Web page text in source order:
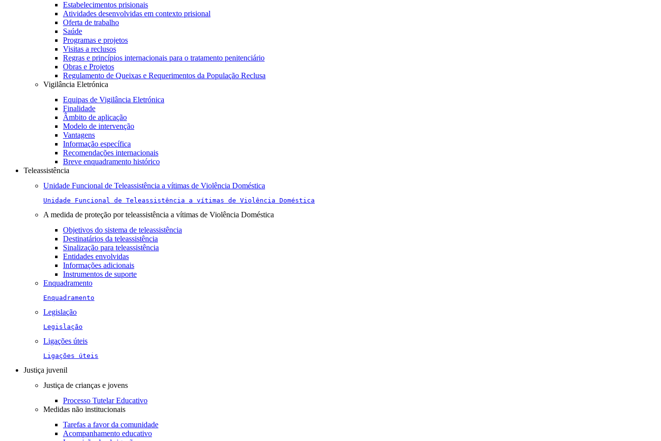
Estabelecimentos prisionais
Atividades desenvolvidas em contexto prisional
Oferta de trabalho
Saúde
Programas e projetos
Visitas a reclusos
Regras e princípios internacionais para o tratamento penitenciário
Obras e Projetos
Regulamento de Queixas e Requerimentos da População Reclusa
Vigilância Eletrónica
Equipas de Vigilância Eletrónica
Finalidade
Âmbito de aplicação
Modelo de intervenção
Vantagens
Informação específica
Recomendações internacionais
Breve enquadramento histórico
Teleassistência
Unidade Funcional de Teleassistência a vítimas de Violência Doméstica
Unidade Funcional de Teleassistência a vítimas de Violência Doméstica
A medida de proteção por teleassistência a vítimas de Violência Doméstica
Objetivos do sistema de teleassistência
Destinatários da teleassistência
Sinalização para teleassistência
Entidades envolvidas
Informações adicionais
Instrumentos de suporte
Enquadramento
Enquadramento
Legislação
Legislação
Ligações úteis
Ligações úteis
Justiça juvenil
Justiça de crianças e jovens
Processo Tutelar Educativo
Medidas não institucionais
Tarefas a favor da comunidade
Acompanhamento educativo